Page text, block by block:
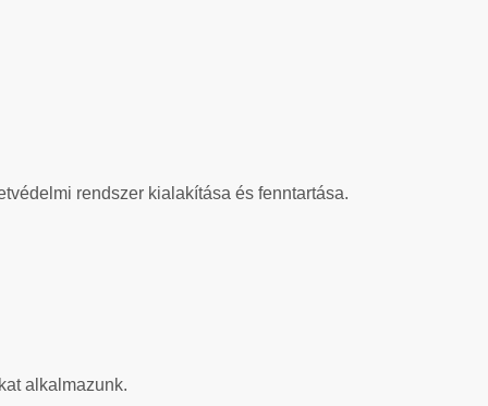
rendszer kialakítása és fenntartása.
alkalmazunk.